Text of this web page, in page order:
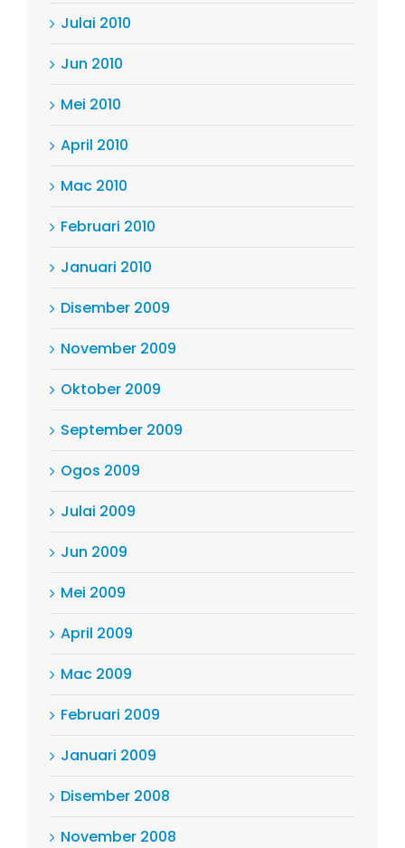
Julai 2010
Jun 2010
Mei 2010
April 2010
Mac 2010
Februari 2010
Januari 2010
Disember 2009
November 2009
Oktober 2009
September 2009
Ogos 2009
Julai 2009
Jun 2009
Mei 2009
April 2009
Mac 2009
Februari 2009
Januari 2009
Disember 2008
November 2008